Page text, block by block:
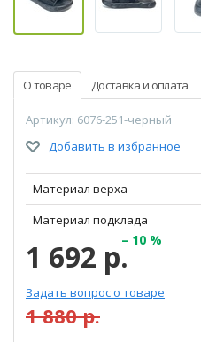
О товаре Доставка и оплата
Артикул: 6076-251-черный
Добавить в избранное
Материал верха
Материал подклада
1 692 р.– 10 %
Задать вопрос о товаре
1 880 р.